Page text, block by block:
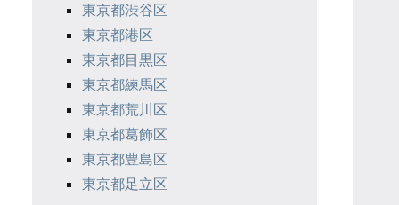
東京都渋谷区
東京都港区
東京都目黒区
東京都練馬区
東京都荒川区
東京都葛飾区
東京都豊島区
東京都足立区